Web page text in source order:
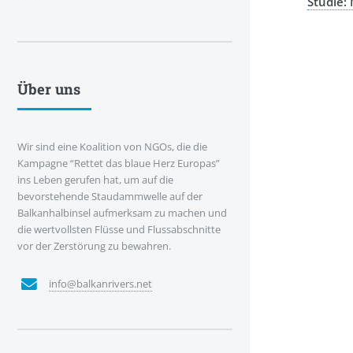
Über uns
Wir sind eine Koalition von NGOs, die die
Kampagne “Rettet das blaue Herz Europas”
ins Leben gerufen hat, um auf die
bevorstehende Staudammwelle auf der
Balkanhalbinsel aufmerksam zu machen und
die wertvollsten Flüsse und Flussabschnitte
vor der Zerstörung zu bewahren.
info@balkanrivers.net